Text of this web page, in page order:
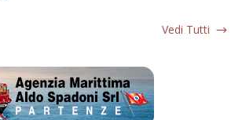
Vedi Tutti